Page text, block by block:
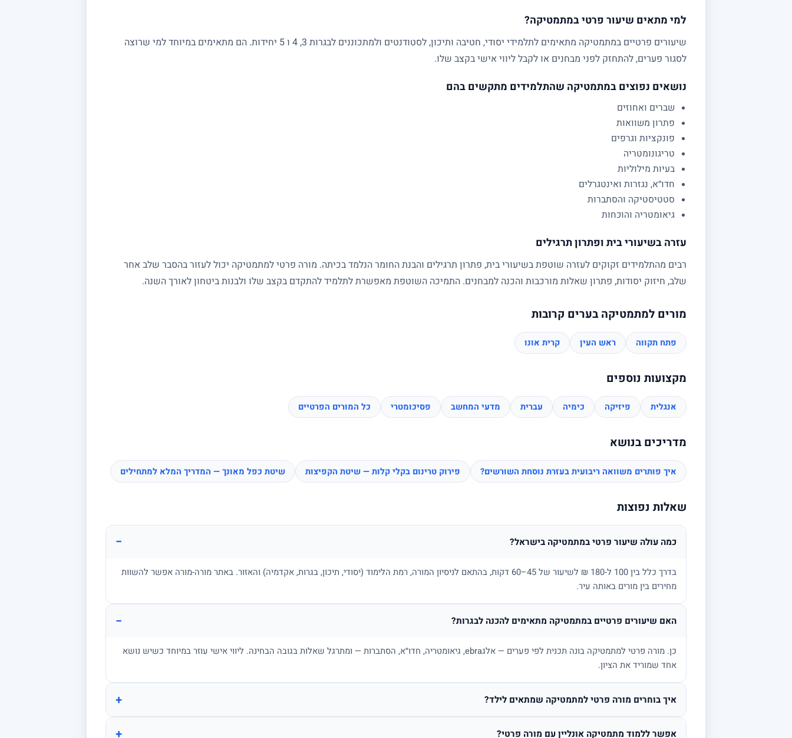
למי מתאים שיעור פרטי במתמטיקה?
שיעורים פרטיים במתמטיקה מתאימים לתלמידי יסודי, חטיבה ותיכון, לסטודנטים ולמתכוננים לבגרות 3, 4 ו 5 יחידות. הם מתאימים במיוחד למי שרוצה
לסגור פערים, להתחזק לפני מבחנים או לקבל ליווי אישי בקצב שלו.
נושאים נפוצים במתמטיקה שהתלמידים מתקשים בהם
שברים ואחוזים
פתרון משוואות
פונקציות וגרפים
טריגונומטריה
בעיות מילוליות
חדו״א, נגזרות ואינטגרלים
סטטיסטיקה והסתברות
גיאומטריה והוכחות
עזרה בשיעורי בית ופתרון תרגילים
רבים מהתלמידים זקוקים לעזרה שוטפת בשיעורי בית, פתרון תרגילים והבנת החומר הנלמד בכיתה. מורה פרטי למתמטיקה יכול לעזור בהסבר שלב אחר
שלב, חיזוק יסודות, פתרון שאלות מורכבות והכנה למבחנים. התמיכה השוטפת מאפשרת לתלמיד להתקדם בקצב שלו ולבנות ביטחון לאורך השנה.
מורים למתמטיקה בערים קרובות
פתח תקווה ראש העין קרית אונו
מקצועות נוספים
אנגלית פיזיקה כימיה עברית מדעי המחשב פסיכומטרי כל המורים הפרטיים
מדריכים בנושא
איך פותרים משוואה ריבועית בעזרת נוסחת השורשים? פירוק טרינום בקלי קלות — שיטת הקפיצות שיטת כפל מאונך — המדריך המלא למתחילים
שאלות נפוצות
כמה עולה שיעור פרטי במתמטיקה בישראל? −
בדרך כלל בין 100 ל-180 ₪ לשיעור של 45–60 דקות, בהתאם לניסיון המורה, רמת הלימוד (יסודי, תיכון, בגרות, אקדמיה) והאזור. באתר מורה-מורה אפשר להשוות
מחירים בין מורים באותה עיר.
האם שיעורים פרטיים במתמטיקה מתאימים להכנה לבגרות? −
כן. מורה פרטי למתמטיקה בונה תכנית לפי פערים — אלגebra, גיאומטריה, חדו״א, הסתברות — ומתרגל שאלות בגובה הבחינה. ליווי אישי עוזר במיוחד כשיש נושא
אחד שמוריד את הציון.
איך בוחרים מורה פרטי למתמטיקה שמתאים לילד? +
אפשר ללמוד מתמטיקה אונליין עם מורה פרטי? +